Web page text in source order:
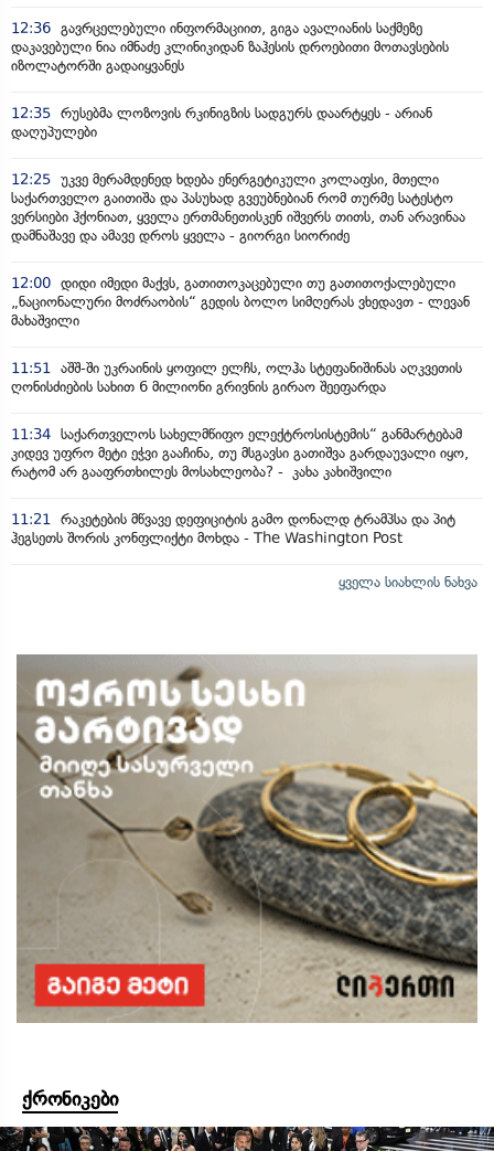
12:36 გავრცელებული ინფორმაციით, გიგა ავალიანის საქმეზე
დაკავებული ნია იმნაძე კლინიკიდან ზაჰესის დროებითი მოთავსების
იზოლატორში გადაიყვანეს
12:35 რუსებმა ლოზოვის რკინიგზის სადგურს დაარტყეს - არიან
დაღუპულები
12:25 უკვე მერამდენედ ხდება ენერგეტიკული კოლაფსი, მთელი
საქართველო გაითიშა და პასუხად გვეუბნებიან რომ თურმე სატესტო
ვერსიები ჰქონიათ, ყველა ერთმანეთისკენ იშვერს თითს, თან არავინაა
დამნაშავე და ამავე დროს ყველა - გიორგი სიორიძე
12:00 დიდი იმედი მაქვს, გათითოკაცებული თუ გათითოქალებული
„ნაციონალური მოძრაობის“ გედის ბოლო სიმღერას ვხედავთ - ლევან
მახაშვილი
11:51
აშშ-ში უკრაინის ყოფილ ელჩს, ოლჰა სტეფანიშინას აღკვეთის
ღონისძიების სახით 6 მილიონი გრივნის გირაო შეეფარდა
11:34 საქართველოს სახელმწიფო ელექტროსისტემის“ განმარტებამ
კიდევ უფრო მეტი ეჭვი გააჩინა, თუ მსგავსი გათიშვა გარდაუვალი იყო,
რატომ არ გააფრთხილეს მოსახლეობა? - კახა კახიშვილი
11:21
რაკეტების მწვავე დეფიციტის გამო დონალდ ტრამპსა და პიტ
ჰეგსეთს შორის კონფლიქტი მოხდა - The Washington Post
ყველა სიახლის ნახვა
ქრონიკები